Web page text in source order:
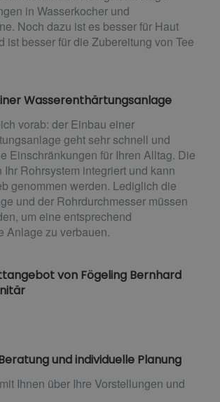
in Wasserkocher und
Noch dazu ist es besser für Haut
ist besser für die Zubereitung von Tee
Wasserenthärtungsanlage
vorab: der Einbau einer
geht sehr schnell und
Einschränkungen für Ihren Alltag. Die
Rohrsystem integriert und kann
genommen werden. Lediglich die
und der Rohrdurchmesser müssen
um eine entsprechend
Anlage zu verbauen.
von Fögeling Bernhard
und individuelle Planung
Ihnen über Ihre Vorstellungen und